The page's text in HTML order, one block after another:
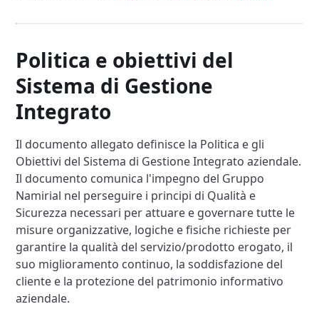
Politica e obiettivi del
Sistema di Gestione
Integrato
Il documento allegato definisce la Politica e gli
Obiettivi del Sistema di Gestione Integrato aziendale.
Il documento comunica l'impegno del Gruppo
Namirial nel perseguire i principi di Qualità e
Sicurezza necessari per attuare e governare tutte le
misure organizzative, logiche e fisiche richieste per
garantire la qualità del servizio/prodotto erogato, il
suo miglioramento continuo, la soddisfazione del
cliente e la protezione del patrimonio informativo
aziendale.